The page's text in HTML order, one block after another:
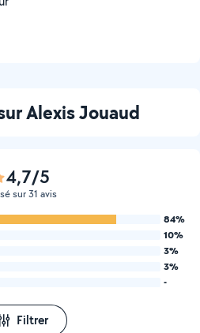
Alexis Jouaud
4,7/5
sur 31 avis
84%
10%
3%
3%
-
Filtrer